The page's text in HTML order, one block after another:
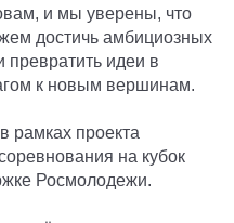
и мы уверены, что
достичь амбициозных
идеи в
к новым вершинам.
рамках проекта
на кубок
Росмолодежи.